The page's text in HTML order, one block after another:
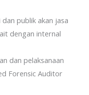
publik akan jasa
dengan internal
dan pelaksanaan
Forensic Auditor